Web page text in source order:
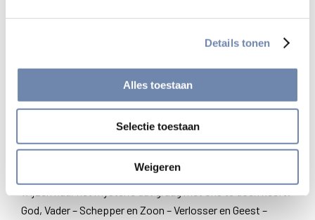
Details tonen
Alles toestaan
Selectie toestaan
Weigeren
bijvoorbeeld. Of: Soms heeft gelovig spreken vernieuwing
nodig. Helaas wordt vaak te snel “ketter!” geroepen. Dat is
historische dommigheid. Want wie zou nu twijfelen aan de
orthodoxie van Thomas van Aquino en Ignatius? Beide
brachten fundamentele vernieuwing, maar beide
ondergingen ook, inderdaad, verdachtmakingen.
De bedoeling daarbij is niet betweterij, maar de richting te
God, Vader – Schepper en Zoon – Verlosser en Geest –